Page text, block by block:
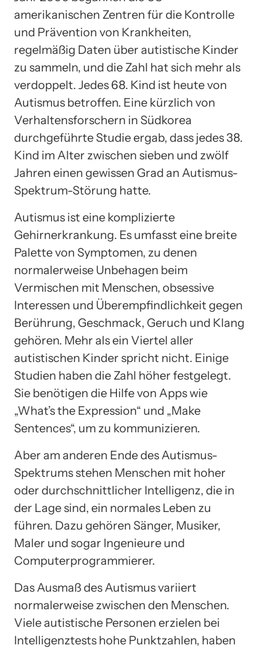
amerikanischen Zentren für die Kontrolle
und Prävention von Krankheiten,
regelmäßig Daten über autistische Kinder
zu sammeln, und die Zahl hat sich mehr als
verdoppelt. Jedes 68. Kind ist heute von
Autismus betroffen. Eine kürzlich von
Verhaltensforschern in Südkorea
durchgeführte Studie ergab, dass jedes 38.
Kind im Alter zwischen sieben und zwölf
Jahren einen gewissen Grad an Autismus-
Spektrum-Störung hatte.
Autismus ist eine komplizierte
Gehirnerkrankung. Es umfasst eine breite
Palette von Symptomen, zu denen
normalerweise Unbehagen beim
Vermischen mit Menschen, obsessive
Interessen und Überempfindlichkeit gegen
Berührung, Geschmack, Geruch und Klang
gehören. Mehr als ein Viertel aller
autistischen Kinder spricht nicht. Einige
Studien haben die Zahl höher festgelegt.
Sie benötigen die Hilfe von Apps wie
„What’s the Expression“ und „Make
Sentences“, um zu kommunizieren.
Aber am anderen Ende des Autismus-
Spektrums stehen Menschen mit hoher
oder durchschnittlicher Intelligenz, die in
der Lage sind, ein normales Leben zu
führen. Dazu gehören Sänger, Musiker,
Maler und sogar Ingenieure und
Computerprogrammierer.
Das Ausmaß des Autismus variiert
normalerweise zwischen den Menschen.
Viele autistische Personen erzielen bei
Intelligenztests hohe Punktzahlen, haben